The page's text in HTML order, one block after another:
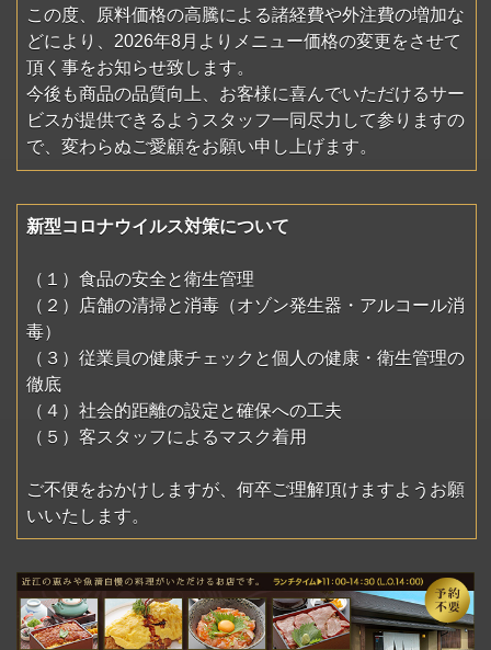
この度、原料価格の高騰による諸経費や外注費の増加な
どにより、2026年8月よりメニュー価格の変更をさせて
頂く事をお知らせ致します。
今後も商品の品質向上、お客様に喜んでいただけるサー
ビスが提供できるようスタッフ一同尽力して参りますの
で、変わらぬご愛顧をお願い申し上げます。
新型コロナウイルス対策について
（１）食品の安全と衛生管理
（２）店舗の清掃と消毒（オゾン発生器・アルコール消
毒）
（３）従業員の健康チェックと個人の健康・衛生管理の
徹底
（４）社会的距離の設定と確保への工夫
（５）客スタッフによるマスク着用
ご不便をおかけしますが、何卒ご理解頂けますようお願
いいたします。